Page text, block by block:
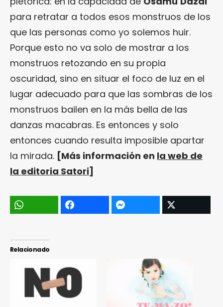
para retratar a todos esos monstruos de los
que las personas como yo solemos huir.
Porque esto no va solo de mostrar a los
monstruos retozando en su propia
oscuridad, sino en situar el foco de luz en el
lugar adecuado para que las sombras de los
monstruos bailen en la más bella de las
danzas macabras. Es entonces y solo
entonces cuando resulta imposible apartar
la mirada. [Más información en la web de
la editoria Satori]
Relacionado